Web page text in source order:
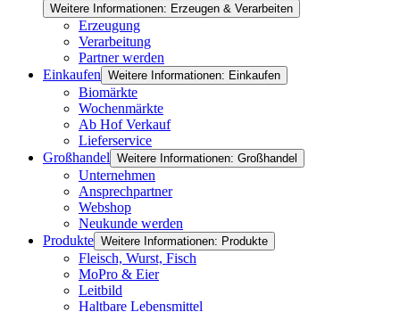
Weitere Informationen: Erzeugen & Verarbeiten
Erzeugung
Verarbeitung
Partner werden
Einkaufen Weitere Informationen: Einkaufen
Biomärkte
Wochenmärkte
Ab Hof Verkauf
Lieferservice
Großhandel Weitere Informationen: Großhandel
Unternehmen
Ansprechpartner
Webshop
Neukunde werden
Produkte Weitere Informationen: Produkte
Fleisch, Wurst, Fisch
MoPro & Eier
Leitbild
Haltbare Lebensmittel